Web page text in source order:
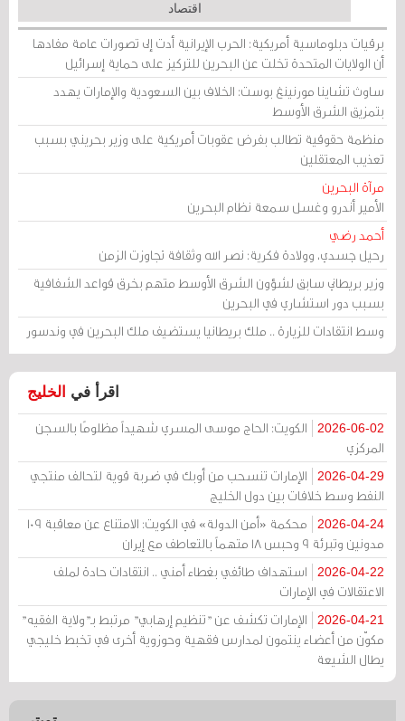
اقتصاد
برقيات دبلوماسية أمريكية: الحرب الإيرانية أدت إلى تصورات عامة مفادها
أن الولايات المتحدة تخلت عن البحرين للتركيز على حماية إسرائيل
ساوث تشاينا مورنينغ بوست: الخلاف بين السعودية والإمارات يهدد
بتمزيق الشرق الأوسط
منظمة حقوقية تطالب بفرض عقوبات أمريكية على وزير بحريني بسبب
تعذيب المعتقلين
مرآة البحرين
الأمير أندرو وغسل سمعة نظام البحرين
أحمد رضي
رحيل جسدي، وولادة فكرية: نصر الله وثقافة تجاوزت الزمن
وزير بريطاني سابق لشؤون الشرق الأوسط متهم بخرق قواعد الشفافية
بسبب دور استشاري في البحرين
وسط انتقادات للزيارة .. ملك بريطانيا يستضيف ملك البحرين في وندسور
اقرأ في الخليج
2026-06-02
الكويت: الحاج موسى المسري شهيداً مظلومًا بالسجن
المركزي
2026-04-29
الإمارات تنسحب من أوبك في ضربة قوية لتحالف منتجي
النفط وسط خلافات بين دول الخليج
2026-04-24
محكمة «أمن الدولة» في الكويت: الامتناع عن معاقبة 109
مدونين وتبرئة 9 وحبس 18 متهماً بالتعاطف مع إيران
2026-04-22
استهداف طائفي بغطاء أمني .. انتقادات حادة لملف
الاعتقالات في الإمارات
2026-04-21
الإمارات تكشف عن "تنظيم إرهابي" مرتبط بـ"ولاية الفقيه"
مكوّن من أعضاء ينتمون لمدارس فقهية وحوزوية أخرى في تخبط خليجي
يطال الشيعة